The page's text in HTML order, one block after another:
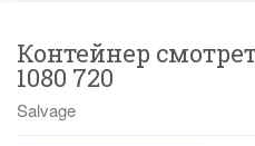
Контейнер
1080 720
Salvage